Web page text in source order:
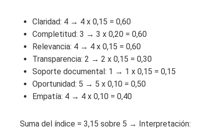
Claridad: 4 → 4 x 0,15 = 0,60
Completitud: 3 → 3 x 0,20 = 0,60
Relevancia: 4 → 4 x 0,15 = 0,60
Transparencia: 2 → 2 x 0,15 = 0,30
Soporte documental: 1 → 1 x 0,15 = 0,15
Oportunidad: 5 → 5 x 0,10 = 0,50
Empatía: 4 → 4 x 0,10 = 0,40
Suma del índice = 3,15 sobre 5 → Interpretación: